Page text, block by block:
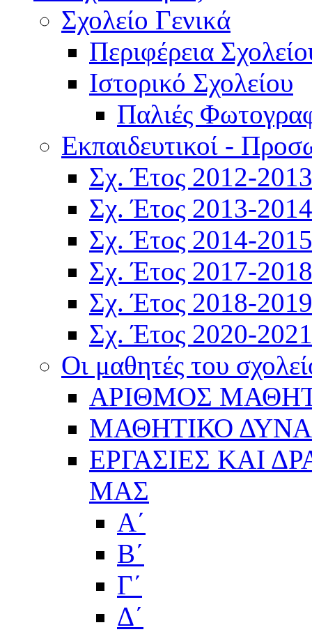
Σχολείο Γενικά
Περιφέρεια
Ιστορικό Σχολείου
Παλιές
Εκπαιδευτικοί -
Σχ. Έτος 2012-2013
Σχ. Έτος 2013-2014
Σχ. Έτος 2014-2015
Σχ. Έτος 2017-2018
Σχ. Έτος 2018-2019
Σχ. Έτος 2020-2021
Οι μαθητές του
ΑΡΙΘΜΟΣ
ΜΑΘΗΤΙΚΟ
ΕΡΓΑΣΙΕΣ ΚΑΙ
ΜΑΣ
Α΄
Β΄
Γ΄
Δ΄